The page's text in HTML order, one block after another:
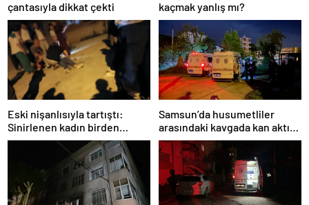
çantasıyla dikkat çekti
kaçmak yanlış mı?
Eski nişanlısıyla tartıştı:
Sinirlenen kadın birden
balkondan atladı!
Samsun’da husumetliler
arasındaki kavgada kan aktı: 7
suç kaydı varmış!